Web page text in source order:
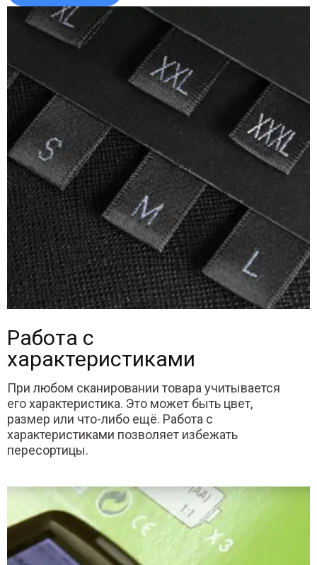
Работа с
характеристиками
При любом сканировании товара учитывается
его характеристика. Это может быть цвет,
размер или что-либо ещё. Работа с
характеристиками позволяет избежать
пересортицы.